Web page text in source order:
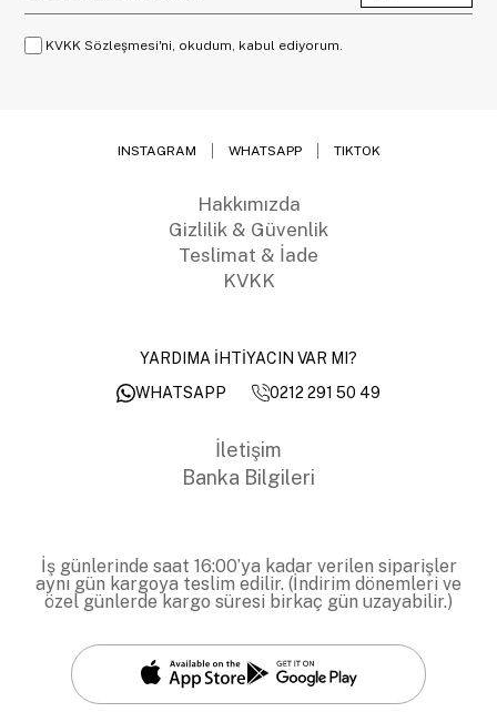
KVKK Sözleşmesi'ni, okudum, kabul ediyorum.
INSTAGRAM WHATSAPP TIKTOK
Hakkımızda
Gizlilik & Güvenlik
Teslimat & İade
KVKK
YARDIMA İHTİYACIN VAR MI?
WHATSAPP
0212 291 50 49
İletişim
Banka Bilgileri
İş günlerinde saat 16:00’ya kadar verilen siparişler
aynı gün kargoya teslim edilir. (İndirim dönemleri ve
özel günlerde kargo süresi birkaç gün uzayabilir.)